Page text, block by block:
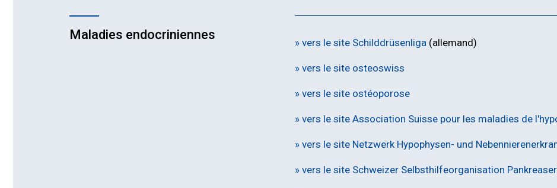
Maladies endocriniennes
» vers le site Schilddrüsenliga (allemand)
» vers le site osteoswiss
» vers le site ostéoporose
» vers le site Association Suisse pour les maladies de
» vers le site Netzwerk Hypophysen- und
» vers le site Schweizer Selbsthilfeorganisation